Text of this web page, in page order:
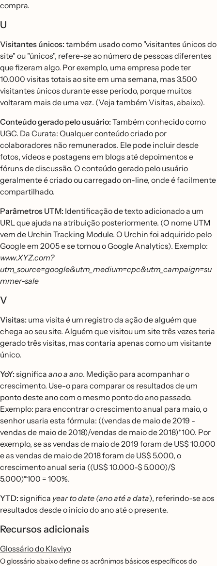
compra.
U
Visitantes únicos:também usado como "visitantes únicos do
site" ou "únicos", refere-se ao número de pessoas diferentes
que fizeram algo. Por exemplo, uma empresa pode ter
10.000 visitas totais ao site em uma semana, mas 3.500
visitantes únicos durante esse período, porque muitos
voltaram mais de uma vez. (Veja também Visitas, abaixo).
Conteúdo gerado pelo usuário:Também conhecido como
UGC. Da Curata: Qualquer conteúdo criado por
colaboradores não remunerados. Ele pode incluir desde
fotos, vídeos e postagens em blogs até depoimentos e
fóruns de discussão. O conteúdo gerado pelo usuário
geralmente é criado ou carregado on-line, onde é facilmente
compartilhado.
Parâmetros UTM: Identificação de texto adicionado a um
URL que ajuda na atribuição posteriormente. (O nome UTM
vem de Urchin Tracking Module. O Urchin foi adquirido pelo
Google em 2005 e se tornou o Google Analytics). Exemplo:
www.XYZ.com?
utm_source=google&utm_medium=cpc&utm_campaign=su
mmer-sale
V
Visitas: uma visita é um registro da ação de alguém que
chega ao seu site. Alguém que visitou um site três vezes teria
gerado três visitas, mas contaria apenas como um visitante
único.
YoY:significa ano a ano. Medição para acompanhar o
crescimento. Use-o para comparar os resultados de um
ponto deste ano com o mesmo ponto do ano passado.
Exemplo: para encontrar o crescimento anual para maio, o
senhor usaria esta fórmula: ((vendas de maio de 2019 -
vendas de maio de 2018)/vendas de maio de 2018)*100. Por
exemplo, se as vendas de maio de 2019 foram de US$ 10.000
e as vendas de maio de 2018 foram de US$ 5.000, o
crescimento anual seria ((US$ 10.000-$ 5.000)/$
5.000)*100 = 100%.
YTD:significa year to date (ano até a data), referindo-se aos
resultados desde o início do ano até o presente.
Recursos adicionais
Glossário do Klaviyo
O glossário abaixo define os acrônimos básicos específicos do